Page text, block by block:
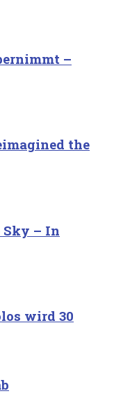
–
the
Sky – In
wird 30